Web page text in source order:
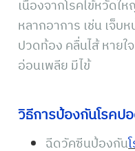
เนื่องจากโรคไข้หวัดใ
หลากอาการ เช่น เจ็บ
ปวดท้อง คลื่นไส้ หายใ
อ่อนเพลีย มีไข้
วิธีการป้องกันโรคป
ฉีดวัคซีนป้องกัน